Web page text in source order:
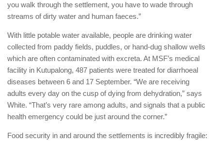
you walk through the settlement, you have to wade through
streams of dirty water and human faeces.”
With little potable water available, people are drinking water
collected from paddy fields, puddles, or hand-dug shallow wells
which are often contaminated with excreta. At MSF’s medical
facility in Kutupalong, 487 patients were treated for diarrhoeal
diseases between 6 and 17 September. “We are receiving
adults every day on the cusp of dying from dehydration,” says
White. “That’s very rare among adults, and signals that a public
health emergency could be just around the corner.”
Food security in and around the settlements is incredibly fragile: